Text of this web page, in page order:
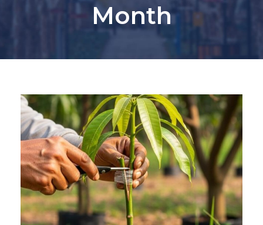
Month